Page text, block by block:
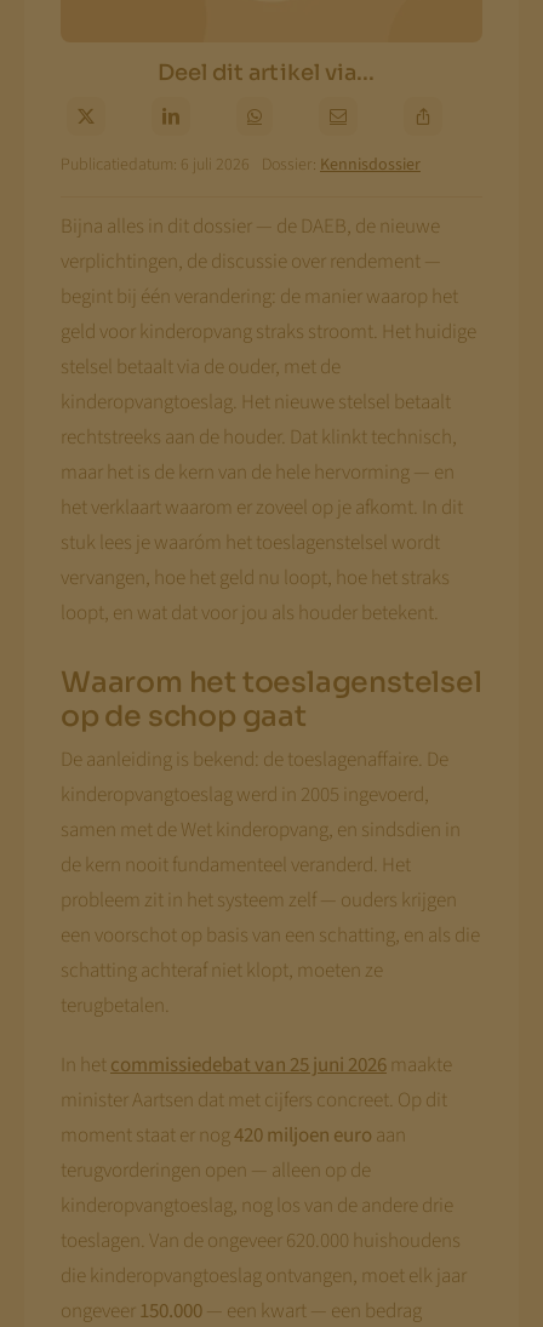
Deel dit artikel via...
Publicatiedatum: 6 juli 2026 Dossier: Kennisdossier
Bijna alles in dit dossier — de DAEB, de nieuwe
verplichtingen, de discussie over rendement —
begint bij één verandering: de manier waarop het
geld voor kinderopvang straks stroomt. Het huidige
stelsel betaalt via de ouder, met de
kinderopvangtoeslag. Het nieuwe stelsel betaalt
rechtstreeks aan de houder. Dat klinkt technisch,
maar het is de kern van de hele hervorming — en
het verklaart waarom er zoveel op je afkomt. In dit
stuk lees je waaróm het toeslagenstelsel wordt
vervangen, hoe het geld nu loopt, hoe het straks
loopt, en wat dat voor jou als houder betekent.
Waarom het toeslagenstelsel
op de schop gaat
De aanleiding is bekend: de toeslagenaffaire. De
kinderopvangtoeslag werd in 2005 ingevoerd,
samen met de Wet kinderopvang, en sindsdien in
de kern nooit fundamenteel veranderd. Het
probleem zit in het systeem zelf — ouders krijgen
een voorschot op basis van een schatting, en als die
schatting achteraf niet klopt, moeten ze
terugbetalen.
In hetcommissiedebat van 25 juni 2026maakte
minister Aartsen dat met cijfers concreet. Op dit
moment staat er nog420 miljoen euro aan
terugvorderingen open — alleen op de
kinderopvangtoeslag, nog los van de andere drie
toeslagen. Van de ongeveer 620.000 huishoudens
die kinderopvangtoeslag ontvangen, moet elk jaar
ongeveer 150.000— een kwart — een bedrag